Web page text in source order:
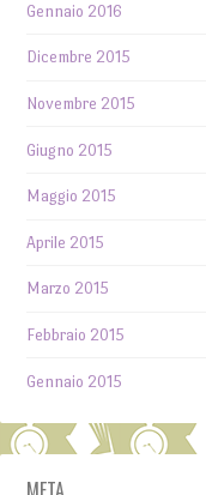
Gennaio 2016
Dicembre 2015
Novembre 2015
Giugno 2015
Maggio 2015
Aprile 2015
Marzo 2015
Febbraio 2015
Gennaio 2015